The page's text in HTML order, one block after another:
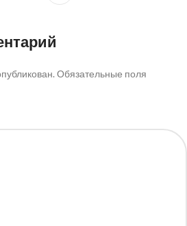
Обязательные поля